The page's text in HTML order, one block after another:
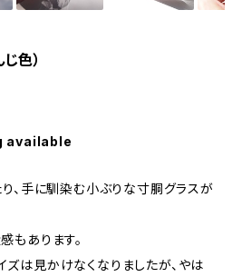
色）
available
、手に馴染む小ぶりな寸胴グラスが
もあります。
は見かけなくなりましたが、やは